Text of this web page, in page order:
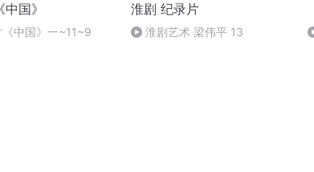
国》
中国》一~11~9
淮剧 纪录片
淮剧艺术 梁伟平 13